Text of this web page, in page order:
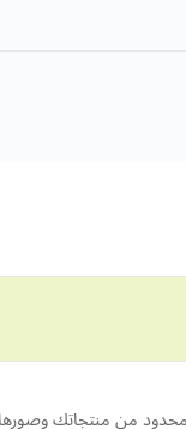
من منتجاتك وصورها